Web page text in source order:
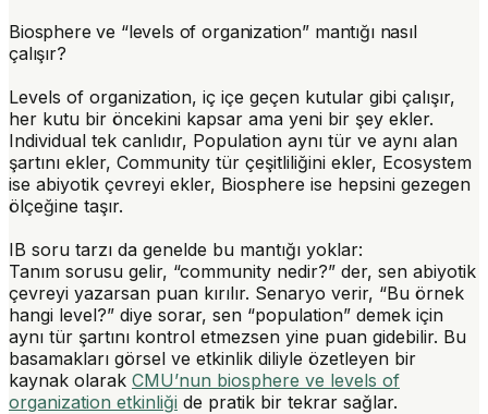
Biosphere ve “levels of organization” mantığı nasıl
çalışır?
Levels of organization, iç içe geçen kutular gibi çalışır,
her kutu bir öncekini kapsar ama yeni bir şey ekler.
Individual tek canlıdır, Population aynı tür ve aynı alan
şartını ekler, Community tür çeşitliliğini ekler, Ecosystem
ise abiyotik çevreyi ekler, Biosphere ise hepsini gezegen
ölçeğine taşır.
IB soru tarzı da genelde bu mantığı yoklar:
Tanım sorusu gelir, “community nedir?” der, sen abiyotik
çevreyi yazarsan puan kırılır. Senaryo verir, “Bu örnek
hangi level?” diye sorar, sen “population” demek için
aynı tür şartını kontrol etmezsen yine puan gidebilir. Bu
basamakları görsel ve etkinlik diliyle özetleyen bir
kaynak olarak CMU’nun biosphere ve levels of
organization etkinliği de pratik bir tekrar sağlar.